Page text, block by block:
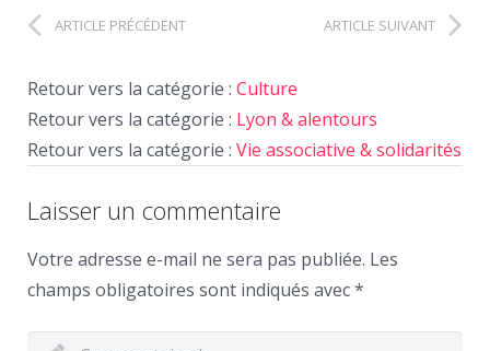
ARTICLE PRÉCÉDENT ARTICLE SUIVANT
Retour vers la catégorie : Culture
Retour vers la catégorie : Lyon & alentours
Retour vers la catégorie : Vie associative & solidarités
Laisser un commentaire
Votre adresse e-mail ne sera pas publiée. Les
champs obligatoires sont indiqués avec*